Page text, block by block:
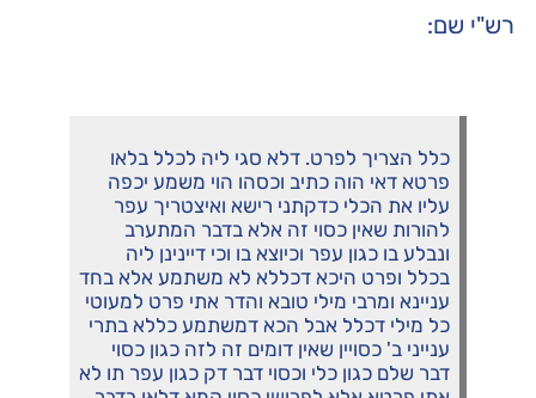
רש"י שם:
כלל הצריך לפרט. דלא סגי ליה לכלל בלאו
פרטא דאי הוה כתיב וכסהו הוי משמע יכפה
עליו את הכלי כדקתני רישא ואיצטריך עפר
להורות שאין כסוי זה אלא בדבר המתערב
ונבלע בו כגון עפר וכיוצא בו וכי דיינינן ליה
בכלל ופרט היכא דכללא לא משתמע אלא בחד
עניינא ומרבי מילי טובא והדר אתי פרט למעוטי
כל מילי דכלל אבל הכא דמשתמע כללא בתרי
ענייני ב' כסויין שאין דומים זה לזה כגון כסוי
דבר שלם כגון כלי וכסוי דבר דק כגון עפר תו לא